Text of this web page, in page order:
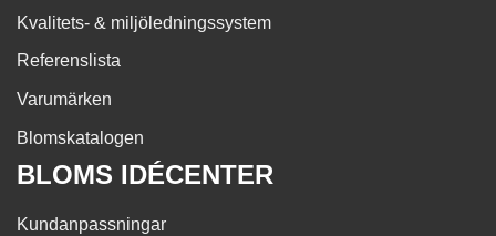
Kvalitets- & miljöledningssystem
Referenslista
Varumärken
Blomskatalogen
BLOMS IDÉCENTER
Kundanpassningar